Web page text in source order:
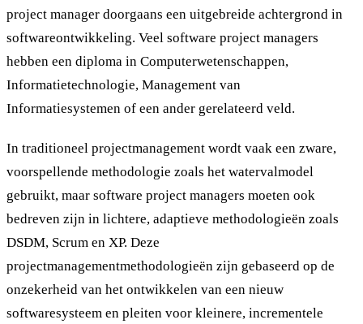
project manager doorgaans een uitgebreide achtergrond in
softwareontwikkeling. Veel software project managers
hebben een diploma in Computerwetenschappen,
Informatietechnologie, Management van
Informatiesystemen of een ander gerelateerd veld.
In traditioneel projectmanagement wordt vaak een zware,
voorspellende methodologie zoals het watervalmodel
gebruikt, maar software project managers moeten ook
bedreven zijn in lichtere, adaptieve methodologieën zoals
DSDM, Scrum en XP. Deze
projectmanagementmethodologieën zijn gebaseerd op de
onzekerheid van het ontwikkelen van een nieuw
softwaresysteem en pleiten voor kleinere, incrementele